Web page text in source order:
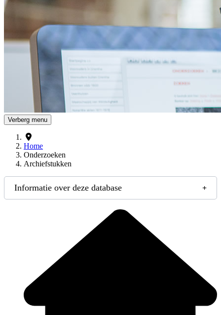
Verberg menu
Home
Onderzoeken
Archiefstukken
Informatie over deze database